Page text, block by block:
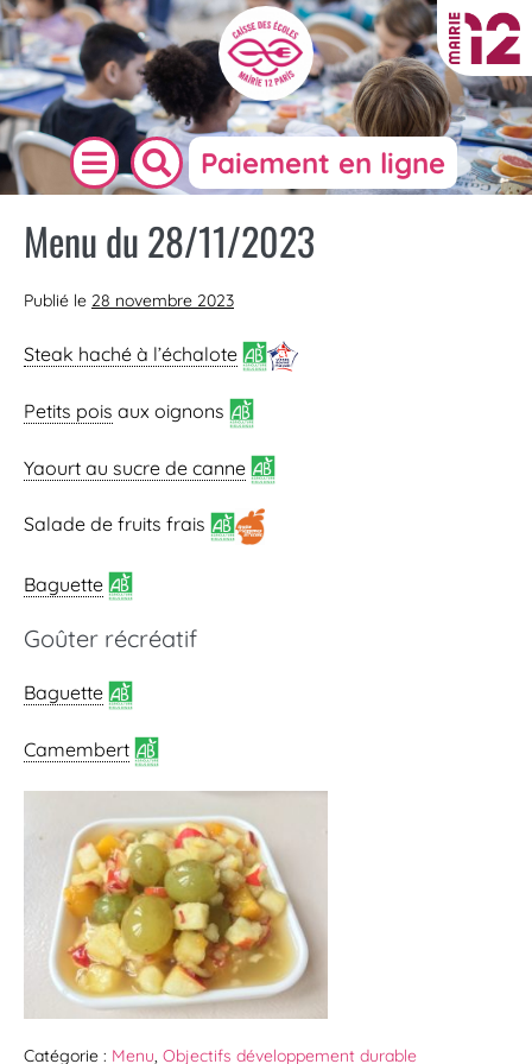
Paiement en ligne
Menu du 28/11/2023
Publié le 28 novembre 2023
Steak haché à l’échalote
Petits pois aux oignons
Yaourt au sucre de canne
Salade de fruits frais
Baguette
Goûter récréatif
Baguette
Camembert
Catégorie : Menu, Objectifs développement durable